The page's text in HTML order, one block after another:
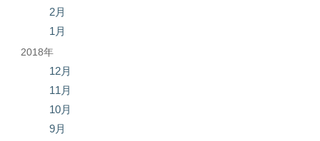
2月
1月
2018年
12月
11月
10月
9月